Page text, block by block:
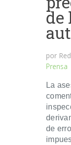
de
por
Prensa
La
de